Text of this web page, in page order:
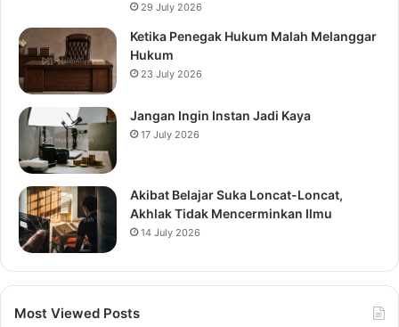
29 July 2026
Ketika Penegak Hukum Malah Melanggar
Hukum
23 July 2026
Jangan Ingin Instan Jadi Kaya
17 July 2026
Akibat Belajar Suka Loncat-Loncat,
Akhlak Tidak Mencerminkan Ilmu
14 July 2026
Most Viewed Posts